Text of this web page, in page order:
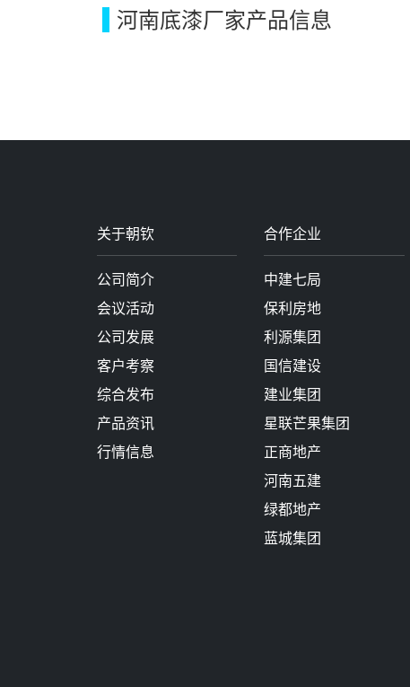
河南底漆厂家产品信息
关于朝钦
公司简介
会议活动
公司发展
客户考察
综合发布
产品资讯
行情信息
合作企业
中建七局
保利房地
利源集团
国信建设
建业集团
星联芒果集团
正商地产
河南五建
绿都地产
蓝城集团